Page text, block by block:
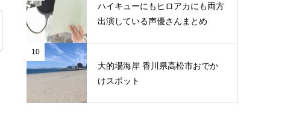
ハイキューにもヒロアカにも両方
出演している声優さんまとめ
10
大的場海岸 香川県高松市おでか
けスポット